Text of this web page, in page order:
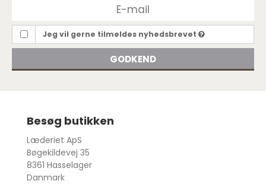
Jeg vil gerne tilmeldes nyhedsbrevet
GODKEND
Besøg butikken
Læderiet ApS
Bøgekildevej 35
8361 Hasselager
Danmark